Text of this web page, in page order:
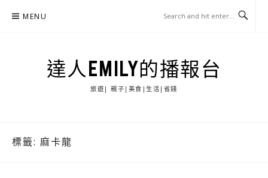
MENU
達人EMILY的播報台
旅遊| 親子|美食|生活|省錢
標籤: 麻卡龍